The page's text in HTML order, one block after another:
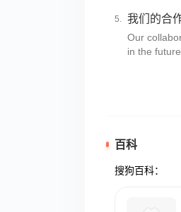
我们的合
Our
in the future.
百科
搜狗百科：